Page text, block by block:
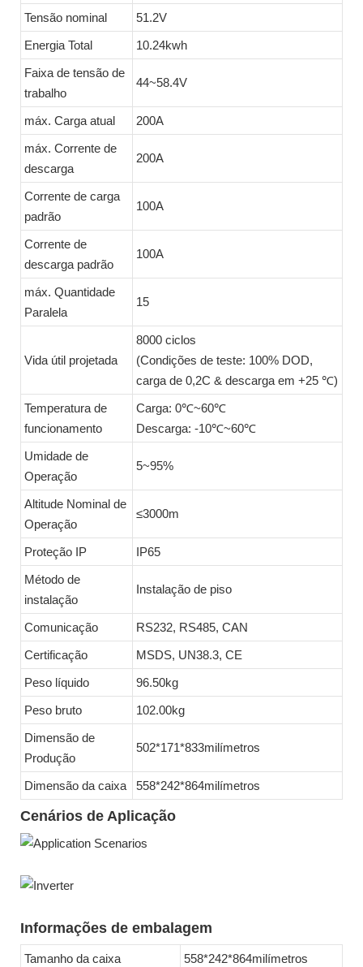
Tensão nominal
51.2V
Energia Total
10.24kwh
Faixa de tensão de
trabalho
44~58.4V
máx. Carga atual
200A
máx. Corrente de
descarga
200A
Corrente de carga
padrão
100A
Corrente de
descarga padrão
100A
máx. Quantidade
Paralela
15
Vida útil projetada
8000 ciclos
(Condições de teste: 100% DOD,
carga de 0,2C & descarga em +25 ℃)
Temperatura de
funcionamento
Carga: 0℃~60℃
Descarga: -10℃~60℃
Umidade de
Operação
5~95%
Altitude Nominal de
Operação
≤3000m
Proteção IP
IP65
Método de
instalação
Instalação de piso
Comunicação
RS232, RS485, CAN
Certificação
MSDS, UN38.3, CE
Peso líquido
96.50kg
Peso bruto
102.00kg
Dimensão de
Produção
502*171*833milímetros
Dimensão da caixa 558*242*864milímetros
Cenários de Aplicação
Informações de embalagem
Tamanho da caixa
558*242*864milímetros